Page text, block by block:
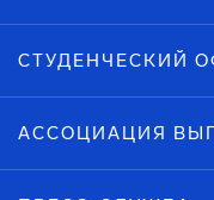
СТУДЕНЧЕСКИЙ
АССОЦИАЦИЯ